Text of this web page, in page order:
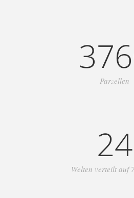
Parzellen
24
Welten verteilt auf